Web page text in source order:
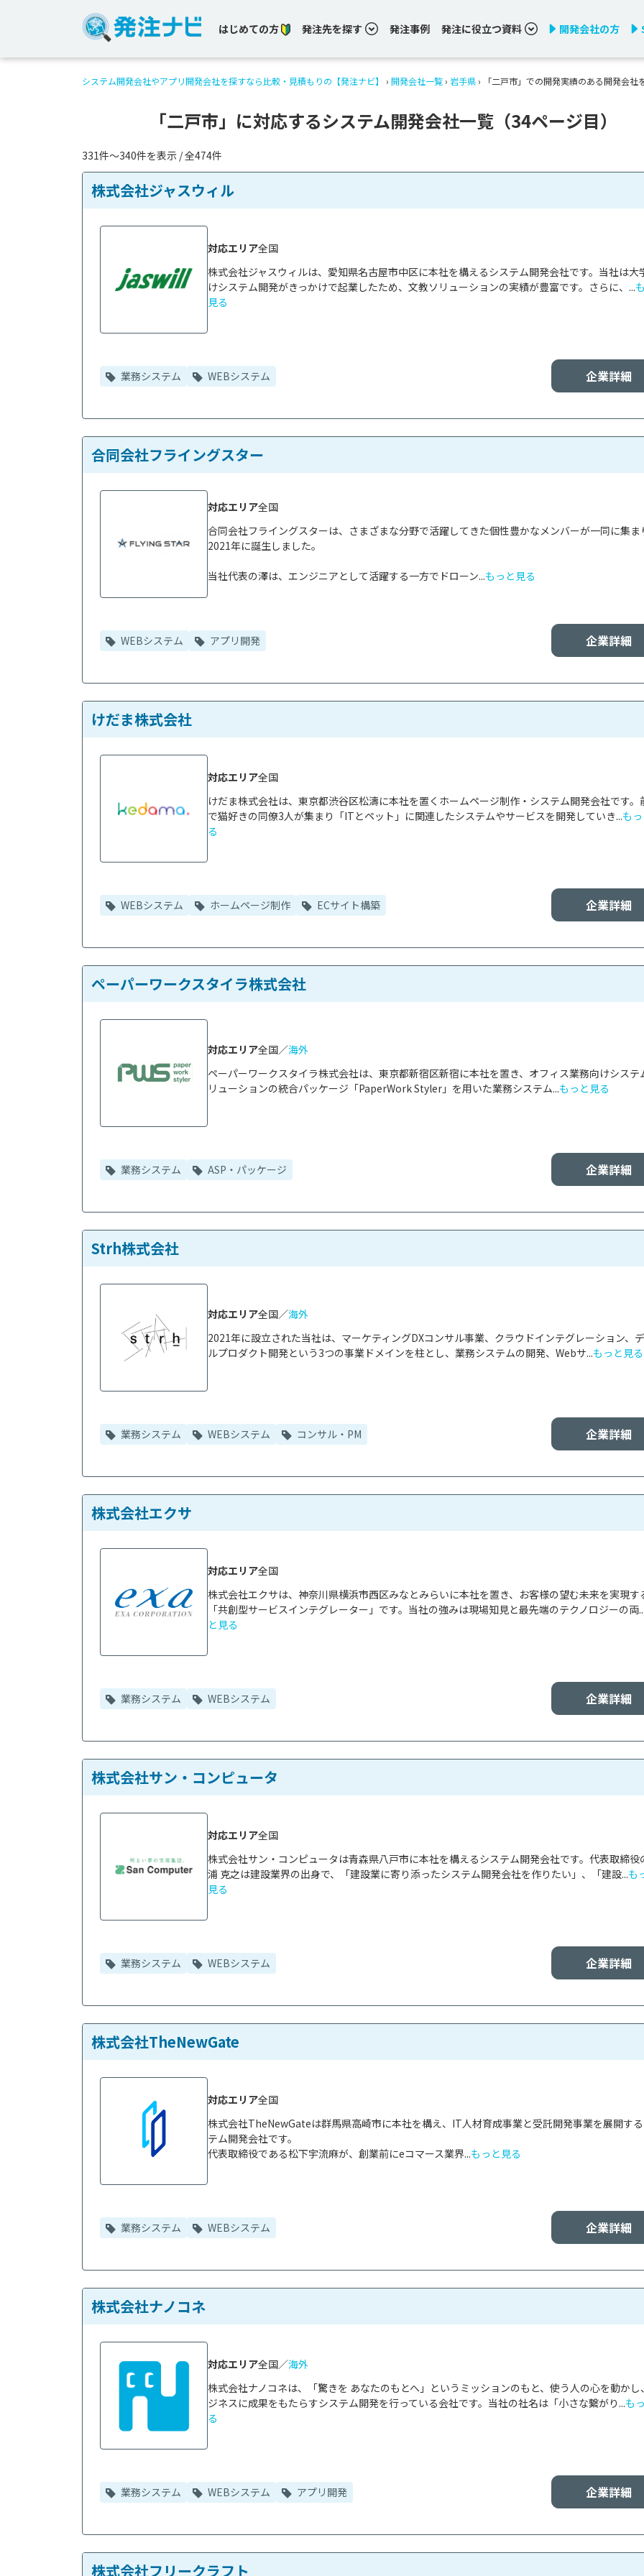
はじめての方 発注先を探す 発注事例 発注に役立つ資料 開発会社の方
システム開発会社やアプリ開発会社を探すなら比較・見積もりの【発注ナビ】 › 開発会社一覧 › 岩手県 › 「二戸市」での開発実績のある開発会社
「二戸市」に対応するシステム開発会社一覧（34ページ目）
331件〜340件を表示 / 全474件
株式会社ジャスウィル
株式会社ジャスウィルは、愛知県名古屋市中区に本社を構えるシステム開発会社です。当社は大
けシステム開発がきっかけで起業したため、文教ソリューションの実績が豊富です。さらに、...
見る
対応エリア全国
企業詳細
業務システム WEBシステム
合同会社フライングスター
合同会社フライングスターは、さまざまな分野で活躍してきた個性豊かなメンバーが一同に集ま
2021年に誕生しました。
当社代表の澤は、エンジニアとして活躍する一方でドローン...もっと見る
対応エリア全国
企業詳細
WEBシステム アプリ開発
けだま株式会社
けだま株式会社は、東京都渋谷区松濤に本社を置くホームページ制作・システム開発会社です。
で猫好きの同僚3人が集まり「ITとペット」に関連したシステムやサービスを開発していき...も
る
対応エリア全国
企業詳細
WEBシステム ホームページ制作 ECサイト構築
ペーパーワークスタイラ株式会社
ペーパーワークスタイラ株式会社は、東京都新宿区新宿に本社を置き、オフィス業務向けシステ
リューションの統合パッケージ「PaperWork Styler」を用いた業務システム...もっと見る
対応エリア全国／海外
企業詳細
業務システム ASP・パッケージ
Strh株式会社
2021年に設立された当社は、マーケティングDXコンサル事業、クラウドインテグレーション、
ルプロダクト開発という3つの事業ドメインを柱とし、業務システムの開発、Webサ...もっと見る
対応エリア全国／海外
企業詳細
業務システム WEBシステム コンサル・PM
株式会社エクサ
株式会社エクサは、神奈川県横浜市西区みなとみらいに本社を置き、お客様の望む未来を実現す
「共創型サービスインテグレーター」です。当社の強みは現場知見と最先端のテクノロジーの両
と見る
対応エリア全国
企業詳細
業務システム WEBシステム
株式会社サン・コンピュータ
株式会社サン・コンピュータは青森県八戸市に本社を構えるシステム開発会社です。代表取締役
浦 克之は建設業界の出身で、「建設業に寄り添ったシステム開発会社を作りたい」、「建設...も
見る
対応エリア全国
企業詳細
業務システム WEBシステム
株式会社TheNewGate
株式会社TheNewGateは群馬県高崎市に本社を構え、IT人材育成事業と受託開発事業を展開す
テム開発会社です。
代表取締役である松下宇流麻が、創業前にeコマース業界...もっと見る
対応エリア全国
企業詳細
業務システム WEBシステム
株式会社ナノコネ
株式会社ナノコネは、「驚きを あなたのもとへ」というミッションのもと、使う人の心を動かし
ジネスに成果をもたらすシステム開発を行っている会社です。当社の社名は「小さな繋がり...も
る
対応エリア全国／海外
企業詳細
業務システム WEBシステム アプリ開発
株式会社フリークラフト